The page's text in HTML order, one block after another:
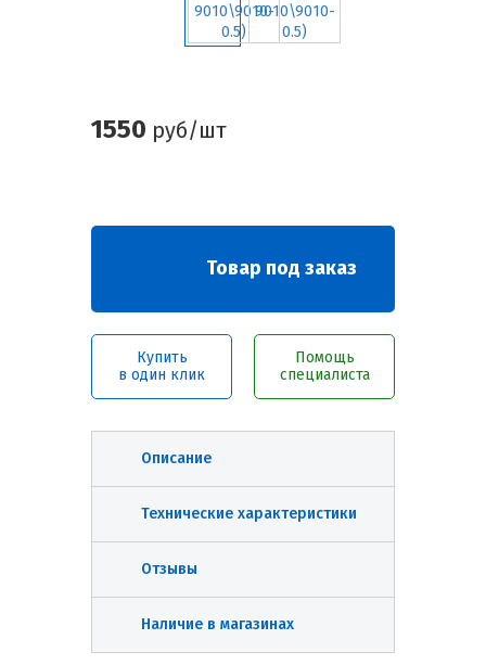
1550 руб/шт
Товар под заказ
Купить
в один клик
Помощь
специалиста
Описание
Технические характеристики
Отзывы
Наличие в магазинах